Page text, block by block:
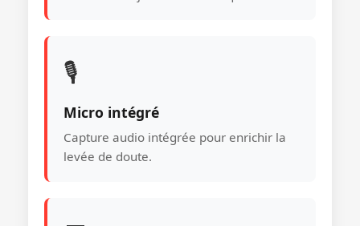
🎙️
Micro intégré
Capture audio intégrée pour enrichir la
levée de doute.